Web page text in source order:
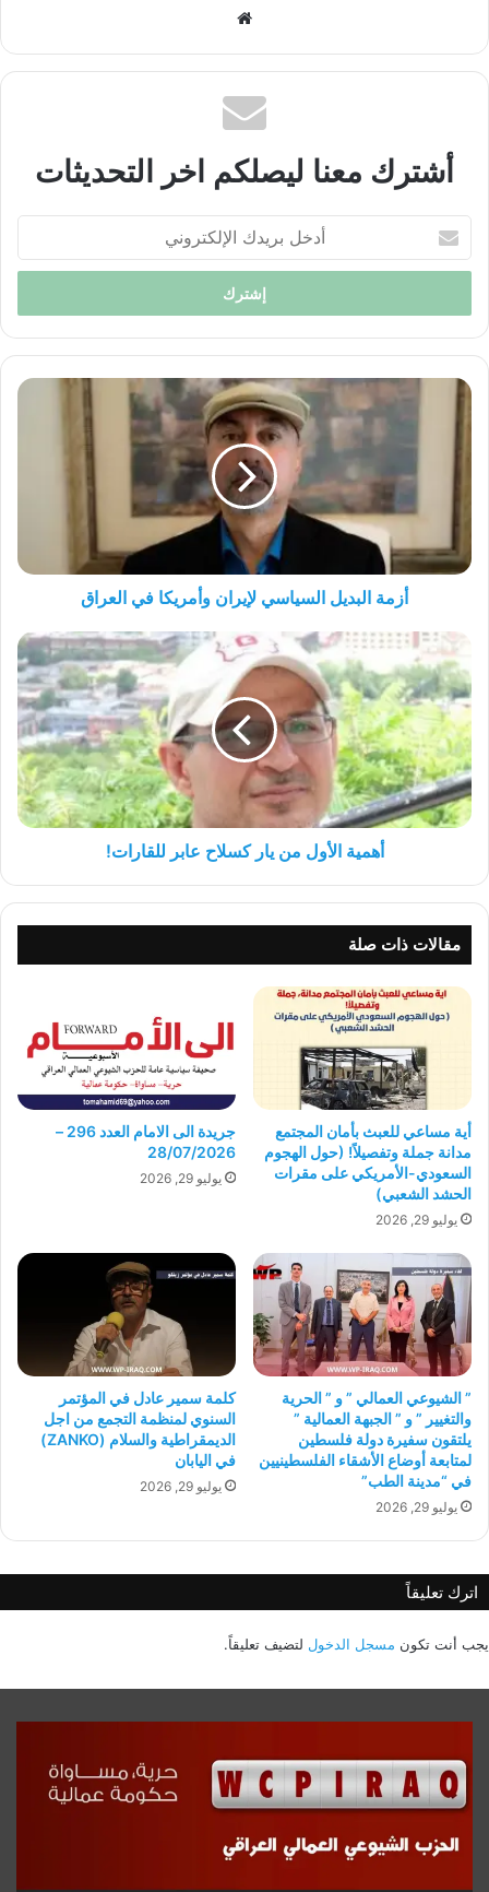
أشترك معنا ليصلكم اخر التحديثات
بريدك
الإلكتروني
أزمة
العراق
أزمة البديل السياسي لإيران وأمريكا في العراق
أهمية
الأول
من
يار
كسلاح
عابر
للقارات!
أهمية الأول من يار كسلاح عابر للقارات!
مقالات ذات صلة
أية مساعي للعبث بأمان المجتمع
مدانة جملة وتفصيلاً! (حول الهجوم
السعودي-الأمريكي على مقرات
الحشد الشعبي)
يوليو 29, 2026
جريدة الى الامام العدد 296 –
28/07/2026
يوليو 29, 2026
” الشيوعي العمالي ” و ” الحرية
والتغيير ” و ” الجبهة العمالية ”
يلتقون سفيرة دولة فلسطين
لمتابعة أوضاع الأشقاء الفلسطينيين
في “مدينة الطب”
يوليو 29, 2026
كلمة سمير عادل في المؤتمر
السنوي لمنظمة التجمع من اجل
الديمقراطية والسلام (ZANKO)
في اليابان
يوليو 29, 2026
اترك تعليقاً
يجب أنت تكون مسجل الدخول لتضيف تعليقاً.